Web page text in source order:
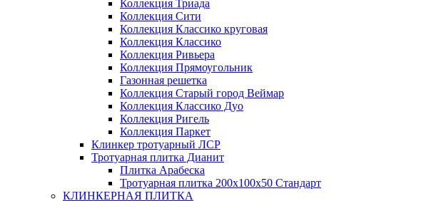
Коллекция Триада
Коллекция Сити
Коллекция Классико круговая
Коллекция Классико
Коллекция Ривьера
Коллекция Прямоугольник
Газонная решетка
Коллекция Старый город Веймар
Коллекция Классико Дуо
Коллекция Ригель
Коллекция Паркет
Клинкер тротуарный ЛСР
Тротуарная плитка Дианит
Плитка Арабеска
Тротуарная плитка 200х100х50 Стандарт
КЛИНКЕРНАЯ ПЛИТКА